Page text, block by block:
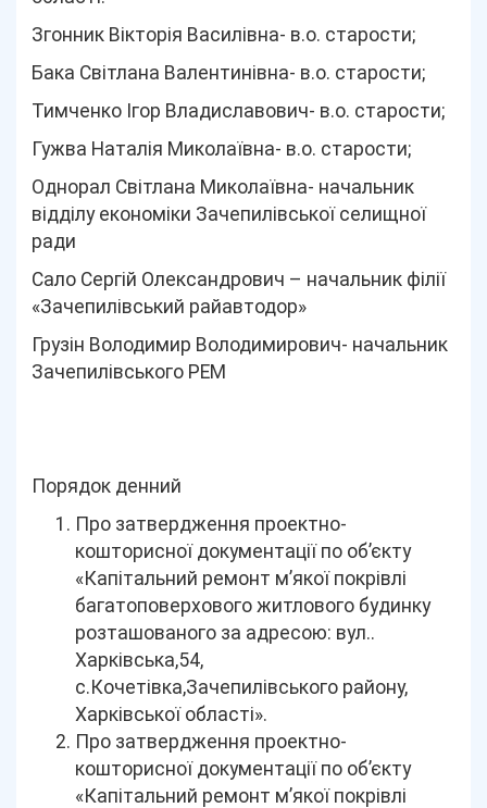
Згонник Вікторія Василівна- в.о. старости;
Бака Світлана Валентинівна- в.о. старости;
Тимченко Ігор Владиславович- в.о. старости;
Гужва Наталія Миколаївна- в.о. старости;
Однорал Світлана Миколаївна- начальник
відділу економіки Зачепилівської селищної
ради
Сало Сергій Олександрович – начальник філії
«Зачепилівський райавтодор»
Грузін Володимир Володимирович- начальник
Зачепилівського РЕМ
Порядок денний
Про затвердження проектно-
кошторисної документації по об’єкту
«Капітальний ремонт м’якої покрівлі
багатоповерхового житлового будинку
розташованого за адресою: вул..
Харківська,54,
с.Кочетівка,Зачепилівського району,
Харківської області».
Про затвердження проектно-
кошторисної документації по об’єкту
«Капітальний ремонт м’якої покрівлі